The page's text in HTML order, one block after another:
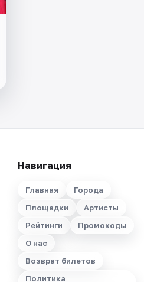
Навигация
Главная
Города
Площадки
Артисты
Рейтинги
Промокоды
О нас
Возврат билетов
Политика